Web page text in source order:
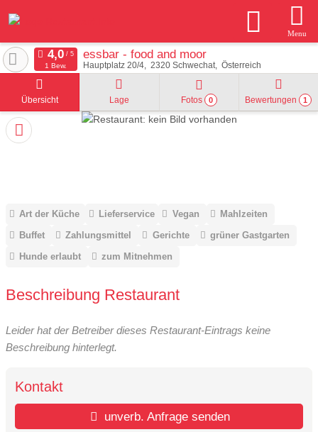
Menu
essbar - food and moor
Hauptplatz 20/4 2320 Schwechat Österreich
1 Bew.
Übersicht Lage Fotos 0 Bewertungen 1
Art der Küche Lieferservice Vegan
Mahlzeiten
Buffet
Zahlungsmittel Gerichte
grüner Gastgarten
Hunde erlaubt
zum Mitnehmen
Beschreibung Restaurant
Leider hat der Betreiber dieses Restaurant-Eintrags keine
Beschreibung hinterlegt.
Kontakt
unverb. Anfrage senden